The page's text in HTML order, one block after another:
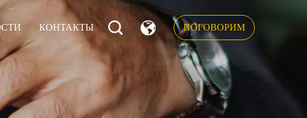
КОНТАКТЫ ПОГОВОРИМ